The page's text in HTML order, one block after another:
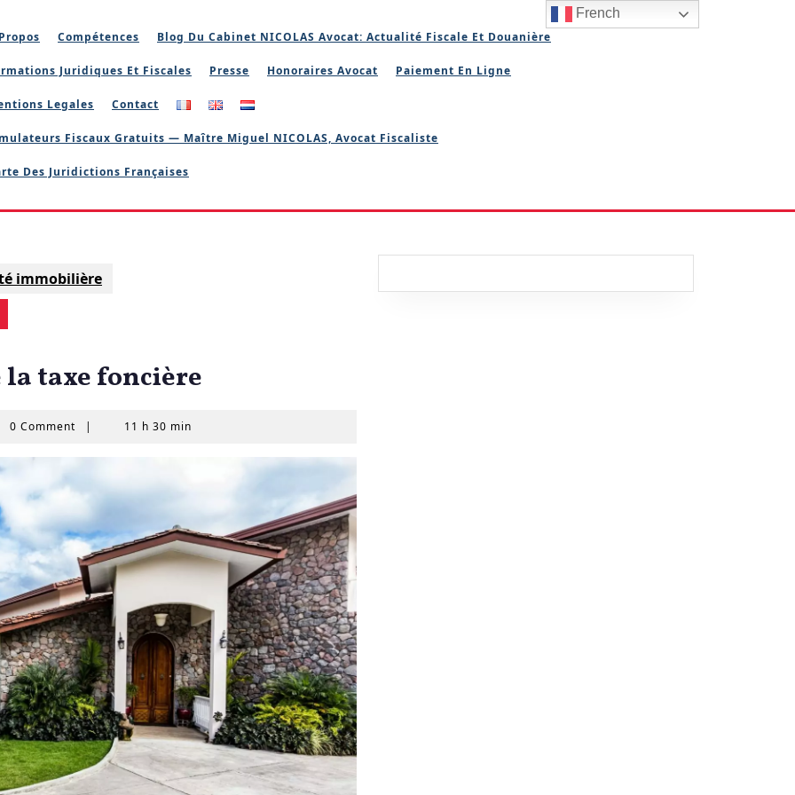
Compétences Blog Du Cabinet NICOLAS Avocat: Actualité Fiscale Et Douanière
Juridiques Et Fiscales Presse Honoraires Avocat Paiement En Ligne
Legales Contact
Fiscaux Gratuits — Maître Miguel NICOLAS, Avocat Fiscaliste
Des Juridictions Françaises
immobilière
taxe foncière
0 Comment | 11 h 30 min
French